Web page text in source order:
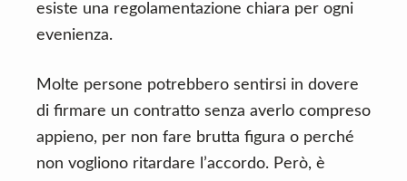
esiste una regolamentazione chiara per ogni
evenienza.
Molte persone potrebbero sentirsi in dovere
di firmare un contratto senza averlo compreso
appieno, per non fare brutta figura o perché
non vogliono ritardare l’accordo. Però, è